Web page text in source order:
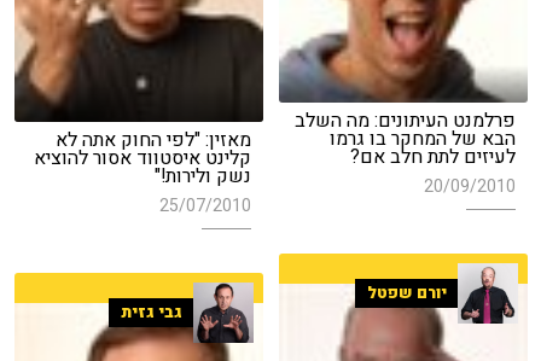
פרלמנט העיתונים: מה השלב
הבא של המחקר בו גרמו
לעיזים לתת חלב אם?
20/09/2010
מאזין: "לפי החוק אתה לא
קלינט איסטווד אסור להוציא
נשק ולירות!"
25/07/2010
יורם שפטל
גבי גזית